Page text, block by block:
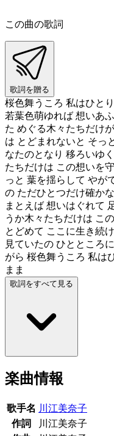
この曲の歌詞
歌詞を贈る
桜色舞うころ 私はひと
若葉色萌ゆれば 想いあ
た めぐる木々たちだけ
は とどまれないと そっ
なたのとなり 移ろいゆ
たちだけは この想いを
っと 葉を揺らして やが
の ただひとつだけ確か
まとえば 想いはぐれて
うか木々たちだけは こ
とどめて ここに生き続
見ていたの ひとところ
がら 桜色舞うころ 私は
まま
歌詞をすべて見る
楽曲情報
歌手名 川江美奈子
作詞
川江美奈子